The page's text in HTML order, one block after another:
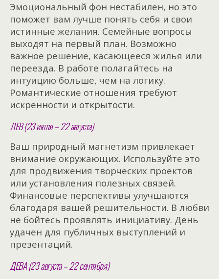
Эмоциональный фон нестабилен, но это
поможет вам лучше понять себя и свои
истинные желания. Семейные вопросы
выходят на первый план. Возможно
важное решение, касающееся жилья или
переезда. В работе полагайтесь на
интуицию больше, чем на логику.
Романтические отношения требуют
искренности и открытости.
ЛЕВ (23 июля – 22 августа)
Ваш природный магнетизм привлекает
внимание окружающих. Используйте это
для продвижения творческих проектов
или установления полезных связей.
Финансовые перспективы улучшаются
благодаря вашей решительности. В любви
не бойтесь проявлять инициативу. День
удачен для публичных выступлений и
презентаций.
ДЕВА (23 августа – 22 сентября)